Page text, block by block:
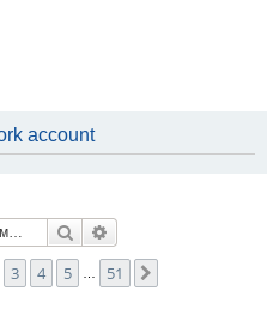
account
Търсене
1 от
3 4 5 51